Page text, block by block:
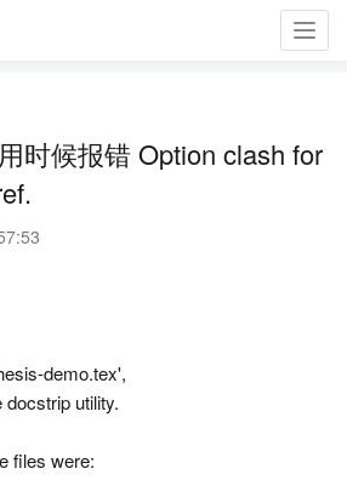
时候报错 Option clash for
demo.tex',
docstrip utility.
files were: